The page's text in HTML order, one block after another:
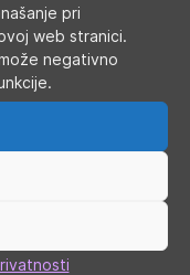
pri
web stranici.
negativno